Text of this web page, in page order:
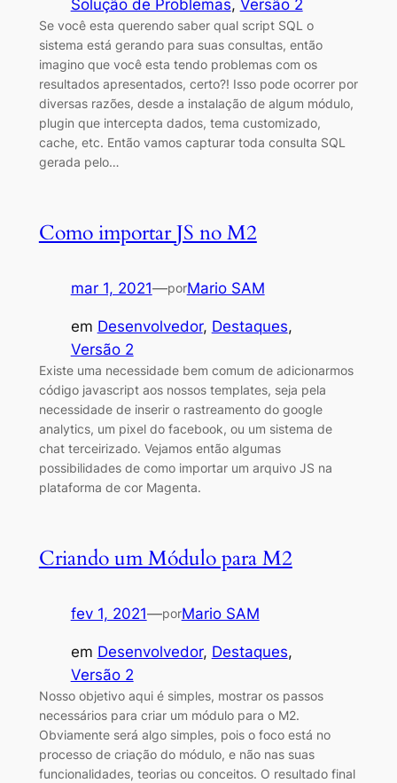
Solução de Problemas, Versão 2
Se você esta querendo saber qual script SQL o
sistema está gerando para suas consultas, então
imagino que você esta tendo problemas com os
resultados apresentados, certo?! Isso pode ocorrer por
diversas razões, desde a instalação de algum módulo,
plugin que intercepta dados, tema customizado,
cache, etc. Então vamos capturar toda consulta SQL
gerada pelo…
Como importar JS no M2
mar 1, 2021—porMario SAM
em Desenvolvedor, Destaques
Versão 2
Existe uma necessidade bem comum de adicionarmos
código javascript aos nossos templates, seja pela
necessidade de inserir o rastreamento do google
analytics, um pixel do facebook, ou um sistema de
chat terceirizado. Vejamos então algumas
possibilidades de como importar um arquivo JS na
plataforma de cor Magenta.
Criando um Módulo para M2
fev 1, 2021—porMario SAM
em Desenvolvedor, Destaques
Versão 2
Nosso objetivo aqui é simples, mostrar os passos
necessários para criar um módulo para o M2.
Obviamente será algo simples, pois o foco está no
processo de criação do módulo, e não nas suas
funcionalidades, teorias ou conceitos. O resultado final